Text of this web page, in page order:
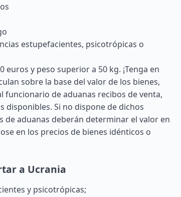
estupefacientes, psicotrópicas o
euros y peso superior a 50 kg. ¡Tenga en
sobre la base del valor de los bienes,
funcionario de aduanas recibos de venta,
disponibles. Si no dispone de dichos
de aduanas deberán determinar el valor en
en los precios de bienes idénticos o
a Ucrania
y psicotrópicas;